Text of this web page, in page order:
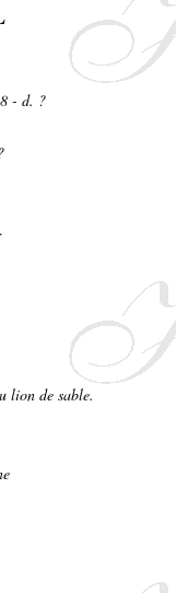
- d. ?
lion de sable.